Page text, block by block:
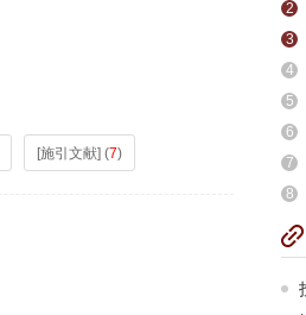
[施引文献] (7)
2
3
4
5
6
7
8